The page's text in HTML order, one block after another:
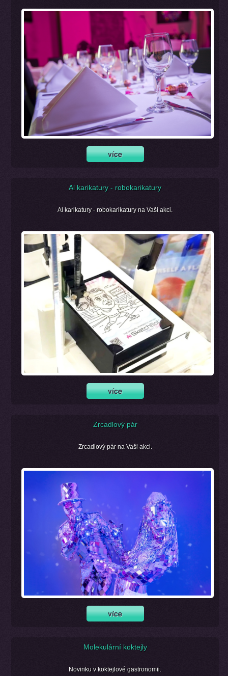
Al karikatury - robokarikatury
Al karikatury - robokarikatury na Vaši akci.
Zrcadlový pár
Zrcadlový pár na Vaši akci.
Molekulární koktejly
Novinku v koktejlové gastronomii.